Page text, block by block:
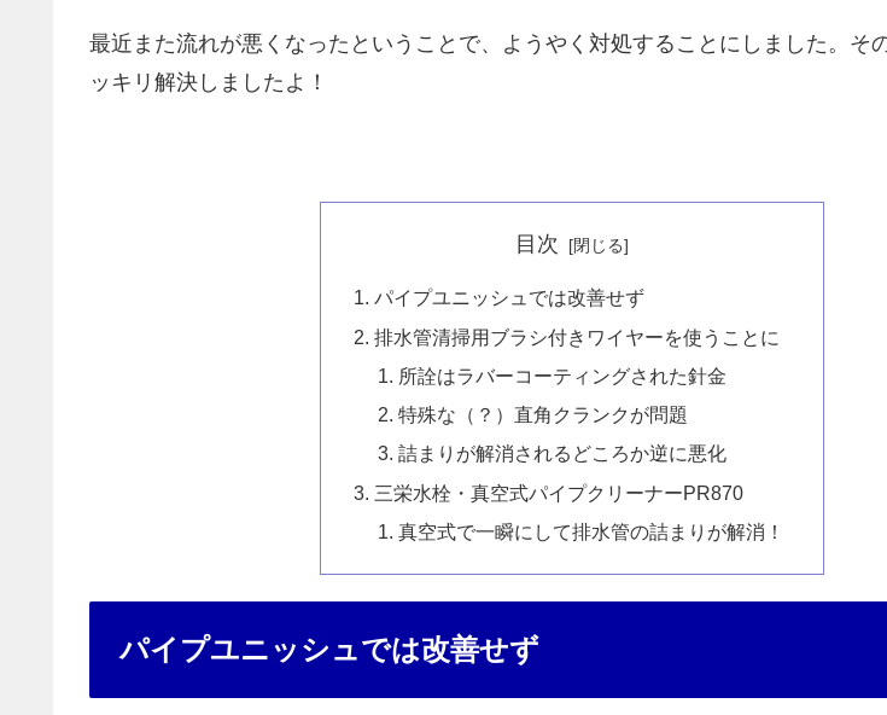
最近また流れが悪くなったということで、ようやく対処することにしました。そ
ッキリ解決しましたよ！
目次
パイプユニッシュでは改善せず
排水管清掃用ブラシ付きワイヤーを使うことに
所詮はラバーコーティングされた針金
特殊な（？）直角クランクが問題
詰まりが解消されるどころか逆に悪化
三栄水栓・真空式パイプクリーナーPR870
真空式で一瞬にして排水管の詰まりが解消！
パイプユニッシュでは改善せず